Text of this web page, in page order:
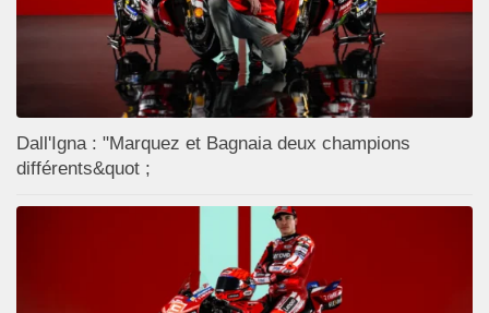
Dall'Igna : "Marquez et Bagnaia deux champions
différents&quot ;